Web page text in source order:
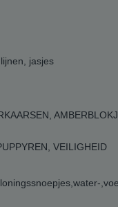
jasjes
VEILIGHEID